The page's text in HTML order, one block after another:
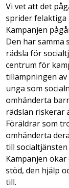
Vi vet att det
sprider felaktiga
Kampanjen
Den har samma
rädsla för
centrum för
tillämpningen
unga som
omhänderta
rädslan riskerar
Föräldrar som
omhänderta
till
Kampanjen
stöd, den hjälp
till.